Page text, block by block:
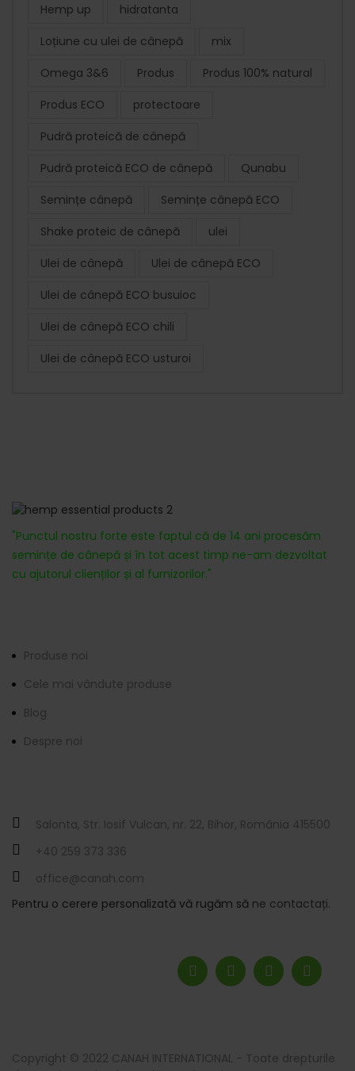
Hemp up
hidratanta
Loțiune cu ulei de cânepă
mix
Omega 3&6
Produs
Produs 100% natural
Produs ECO
protectoare
Pudră proteică de cânepă
Pudră proteică ECO de cânepă
Qunabu
Semințe cânepă
Semințe cânepă ECO
Shake proteic de cânepă
ulei
Ulei de cânepă
Ulei de cânepă ECO
Ulei de cânepă ECO busuioc
Ulei de cânepă ECO chili
Ulei de cânepă ECO usturoi
"Punctul nostru forte este faptul că de 14 ani procesăm
semințe de cânepă și în tot acest timp ne-am dezvoltat
cu ajutorul clienților și al furnizorilor."
Produse noi
Cele mai vândute produse
Blog
Despre noi
Salonta, Str. Iosif Vulcan, nr. 22, Bihor, România 415500
+40 259 373 336
office@canah.com
Pentru o cerere personalizată vă rugăm să ne contactați.
Copyright © 2022 CANAH INTERNATIONAL - Toate drepturile